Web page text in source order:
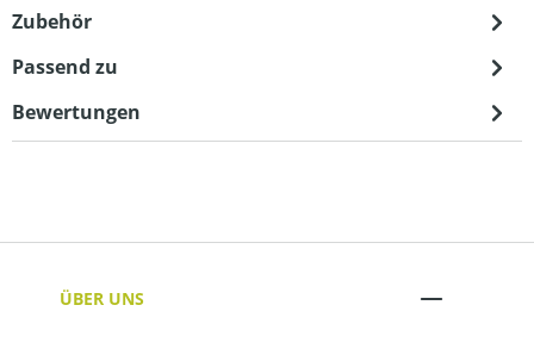
Zubehör
Passend zu
Bewertungen
ÜBER UNS